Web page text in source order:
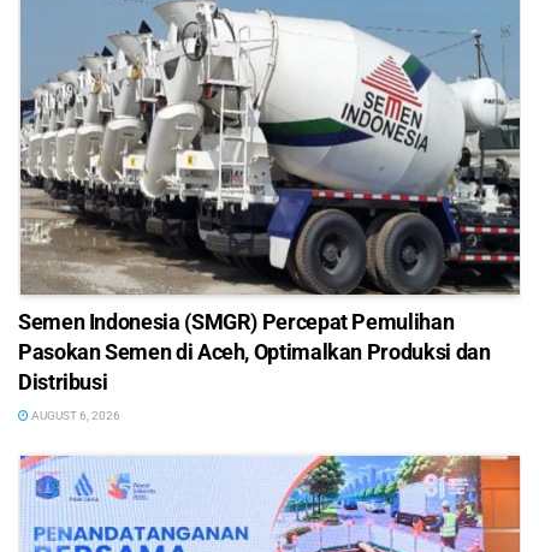
Semen Indonesia (SMGR) Percepat Pemulihan
Pasokan Semen di Aceh, Optimalkan Produksi dan
Distribusi
AUGUST 6, 2026